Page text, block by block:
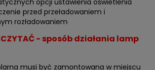
przed przeładowaniem i
rozładowaniem
- sposób działania lamp
musi być zamontowana w miejscu